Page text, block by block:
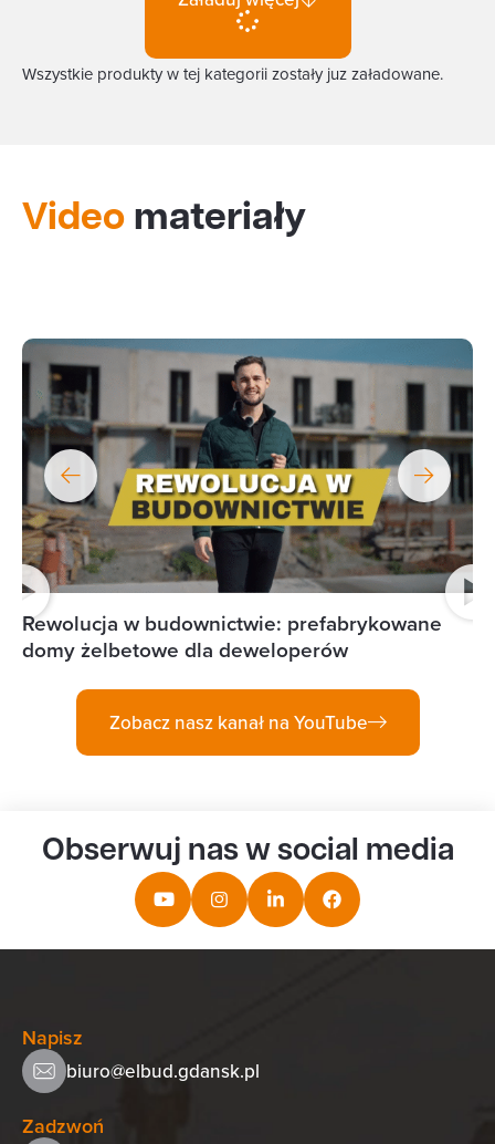
Wszystkie produkty w tej kategorii zostały juz załadowane.
Video materiały
Rewolucja w budownictwie: prefabrykowane
domy żelbetowe dla deweloperów
Zobacz nasz kanał na YouTube
Obserwuj nas w social media
Napisz
biuro@elbud.gdansk.pl
Zadzwoń